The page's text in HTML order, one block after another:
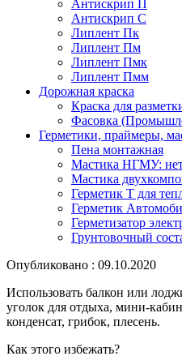
Антискрип П
Антискрип С
Липлент Пк
Липлент Пм
Липлент Пмк
Липлент Пмм
Дорожная краска
Краска для
Фасовка
Герметики, праймеры,
Пена монтажная
Мастика НГМУ:
Мастика
Герметик Т для
Герметик
Герметизатор
Грунтовочный
Опубликовано : 09.10.2020
Использовать балкон или
уголок для отдыха, мини-
конденсат, грибок, плесень.
Как этого избежать?